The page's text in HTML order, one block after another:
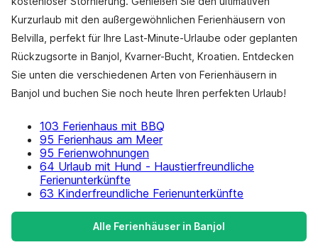
Kurzurlaub mit den außergewöhnlichen Ferienhäusern von
Belvilla, perfekt für Ihre Last-Minute-Urlaube oder geplanten
Rückzugsorte in Banjol, Kvarner-Bucht, Kroatien. Entdecken
Sie unten die verschiedenen Arten von Ferienhäusern in
Banjol und buchen Sie noch heute Ihren perfekten Urlaub!
103 Ferienhaus mit BBQ
95 Ferienhaus am Meer
95 Ferienwohnungen
64 Urlaub mit Hund - Haustierfreundliche
Ferienunterkünfte
63 Kinderfreundliche Ferienunterkünfte
Alle Ferienhäuser in Banjol